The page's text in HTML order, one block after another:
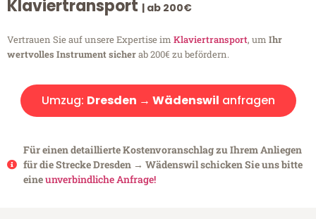
Klaviertransport | ab 200€
Vertrauen Sie auf unsere Expertise im Klaviertransport, um Ihr
wertvolles Instrument sicherab 200€ zu befördern.
Umzug: Dresden → Wädenswil anfragen
Für einen detaillierte Kostenvoranschlag zu Ihrem Anliegen
für die Strecke Dresden → Wädenswil schicken Sie uns bitte
eineunverbindliche Anfrage!